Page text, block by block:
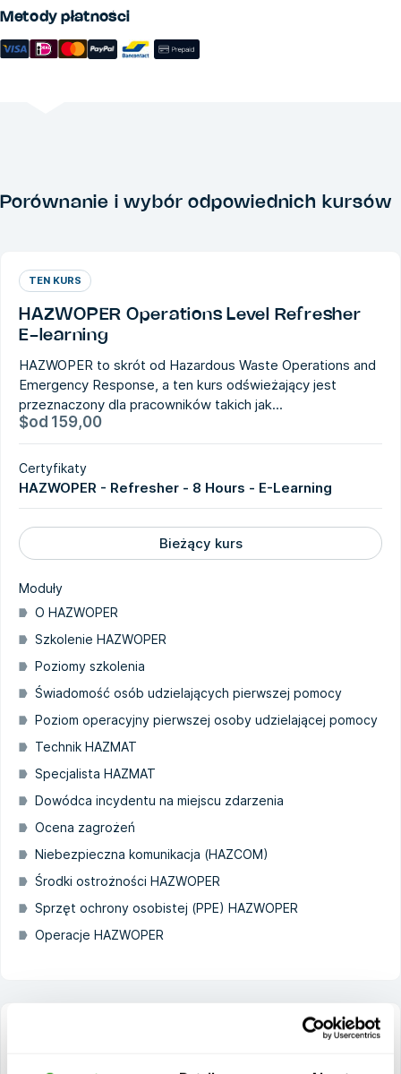
Metody płatności
Porównanie i wybór odpowiednich kursów
TEN KURS
HAZWOPER Operations Level Refresher
E-learning
HAZWOPER to skrót od Hazardous Waste Operations and
Emergency Response, a ten kurs odświeżający jest
przeznaczony dla pracowników takich jak...
$od 159,00
Certyfikaty
HAZWOPER - Refresher - 8 Hours - E-Learning
Bieżący kurs
Moduły
O HAZWOPER
Szkolenie HAZWOPER
Poziomy szkolenia
Świadomość osób udzielających pierwszej pomocy
Poziom operacyjny pierwszej osoby udzielającej pomocy
Technik HAZMAT
Specjalista HAZMAT
Dowódca incydentu na miejscu zdarzenia
Ocena zagrożeń
Niebezpieczna komunikacja (HAZCOM)
Środki ostrożności HAZWOPER
Sprzęt ochrony osobistej (PPE) HAZWOPER
Operacje HAZWOPER
HAZWOPER Technician Level E-learning